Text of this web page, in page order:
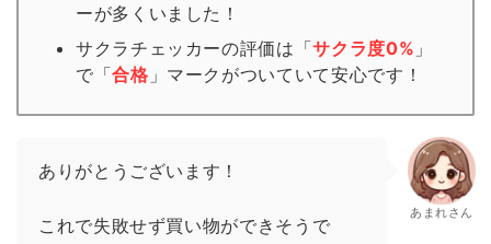
ーが多くいました！
サクラチェッカーの評価は「サクラ度0% 」
で「合格 」 マーク がついていて安心です！
ありがとうございます！
これで失敗せず買い物ができそうで
あまれさん